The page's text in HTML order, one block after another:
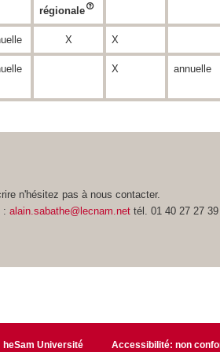
régionale
X X
X annuelle
n'hésitez pas à nous contacter.
: alain.sabathe@lecnam.nettél. 01 40 27 27 39
heSam Université Accessibilité: non